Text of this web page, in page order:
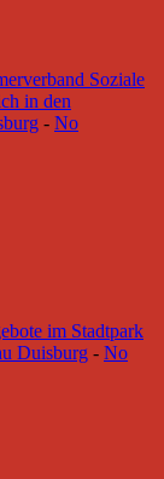
Soziale
in den
- No
im Stadtpark
Duisburg - No